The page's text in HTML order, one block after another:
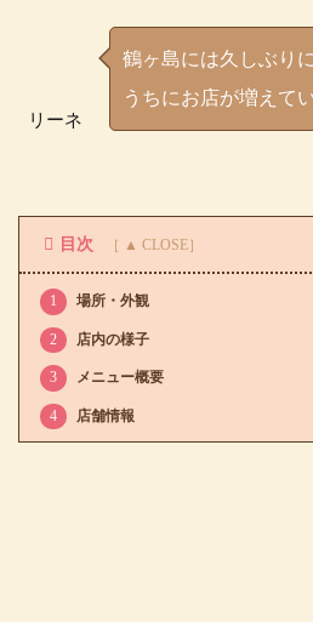
リーネ
鶴ヶ島には久しぶり
うちにお店が増えて
目次
1 場所・外観
2 店内の様子
3 メニュー概要
4 店舗情報